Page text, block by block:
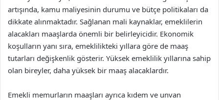
artışında, kamu maliyesinin durumu ve bütçe politikaları da
dikkate alınmaktadır. Sağlanan mali kaynaklar, emeklilerin
alacakları maaşlarda önemli bir belirleyicidir. Ekonomik
koşulların yanı sıra, emeklilikteki yıllara göre de maaş
tutarları değişkenlik gösterir. Yüksek emeklilik yıllarına sahip
olan bireyler, daha yüksek bir maaş alacaklardır.
Emekli memurların maaşları ayrıca kıdem ve unvan